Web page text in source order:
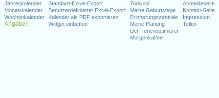
Jahreskalender
Monatskalender
Wochenkalender
Angaben
Standard-Excel-Export
Benutzerdefinierter Excel-Export
Kalender als PDF exportieren
Widget einbetten
Todo list
Meine Geburtstage
Erinnerungszentrale
Meine Planung
Der Ferienoptimierer
Morgenkaffee
Anmeldeseite
Kontakt-Seite
Impressum
Teilen